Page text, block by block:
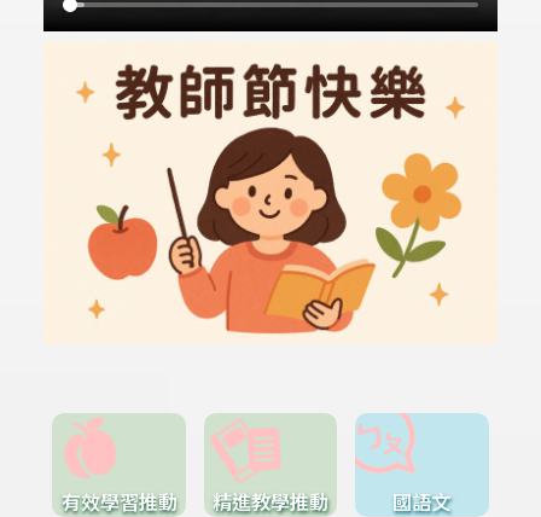
有效學習推動 精進教學推動 國語文